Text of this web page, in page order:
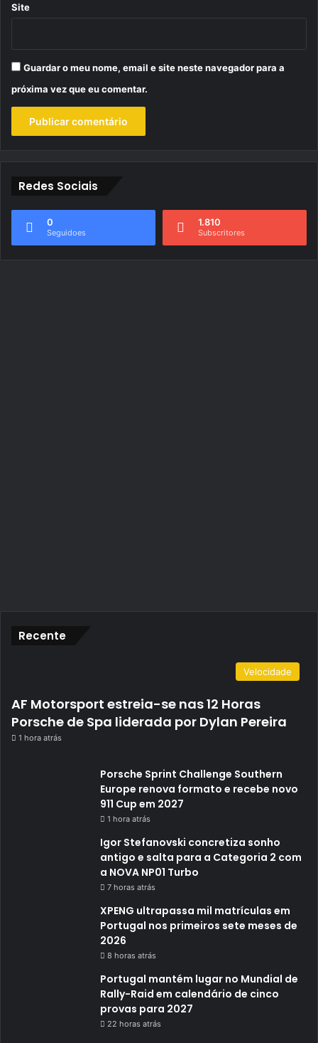
Site
Guardar o meu nome, email e site neste navegador para a
próxima vez que eu comentar.
Redes Sociais
0
Seguidoes
1.810
Subscritores
Recente
Velocidade
AF Motorsport estreia-se nas 12 Horas
Porsche de Spa liderada por Dylan Pereira
1 hora atrás
Porsche Sprint Challenge Southern
Europe renova formato e recebe novo
911 Cup em 2027
1 hora atrás
Igor Stefanovski concretiza sonho
antigo e salta para a Categoria 2 com
a NOVA NP01 Turbo
7 horas atrás
XPENG ultrapassa mil matrículas em
Portugal nos primeiros sete meses de
2026
8 horas atrás
Portugal mantém lugar no Mundial de
Rally-Raid em calendário de cinco
provas para 2027
22 horas atrás